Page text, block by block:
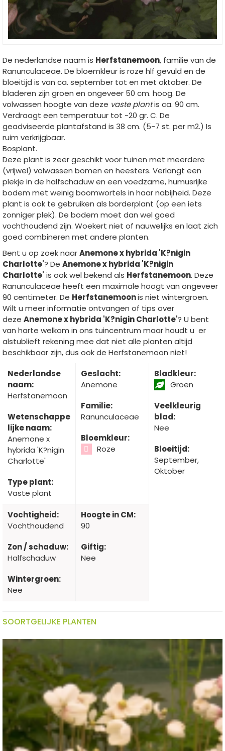
De nederlandse naam is Herfstanemoon, familie van de
Ranunculaceae. De bloemkleur is roze hlf gevuld en de
bloeitijd is van ca. september tot en met oktober. De
bladeren zijn groen en ongeveer 50 cm. hoog. De
volwassen hoogte van deze vaste plantis ca. 90 cm.
Verdraagt een temperatuur tot -20 gr. C. De
geadviseerde plantafstand is 38 cm. (5-7 st. per m2.) Is
ruim verkrijgbaar.
Bosplant.
Deze plant is zeer geschikt voor tuinen met meerdere
(vrijwel) volwassen bomen en heesters. Verlangt een
plekje in de halfschaduw en een voedzame, humusrijke
bodem met weinig boomwortels in haar nabijheid. Deze
plant is ook te gebruiken als borderplant (op een iets
zonniger plek). De bodem moet dan wel goed
vochthoudend zijn. Woekert niet of nauwelijks en laat zich
goed combineren met andere planten.
Bent u op zoek naarAnemone x hybrida 'K?nigin
Charlotte'? De Anemone x hybrida 'K?nigin
Charlotte' is ook wel bekend als Herfstanemoon. Deze
Ranunculaceae heeft een maximale hoogt van ongeveer
90 centimeter. De Herfstanemoonis niet wintergroen.
Wilt u meer informatie ontvangen of tips over
deze Anemone x hybrida 'K?nigin Charlotte'? U bent
van harte welkom in ons tuincentrum maar houdt u er
alstublieft rekening mee dat niet alle planten altijd
beschikbaar zijn, dus ook de Herfstanemoon niet!
Nederlandse
naam:
Herfstanemoon
Wetenschappe
lijke naam:
Anemone x
hybrida 'K?nigin
Charlotte'
Type plant:
Vaste plant
Geslacht:
Anemone
Familie:
Ranunculaceae
Bloemkleur:
Roze
Bladkleur:
Groen
Veelkleurig
blad:
Nee
Bloeitijd:
September,
Oktober
Vochtigheid:
Vochthoudend
Zon / schaduw:
Halfschaduw
Wintergroen:
Nee
Hoogte in CM:
90
Giftig:
Nee
SOORTGELIJKE PLANTEN